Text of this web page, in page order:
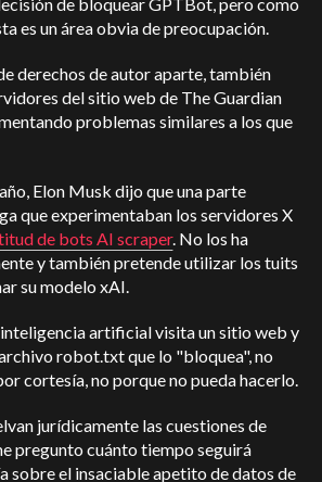
es un área obvia de preocupación.
derechos de autor aparte, también
del sitio web de The Guardian
problemas similares a los que
Elon Musk dijo que una parte
que experimentaban los servidores X
de bots AI scraper. No los ha
y también pretende utilizar los tuits
su modelo xAI.
artificial visita un sitio web y
robot.txt que lo "bloquea", no
cortesía, no porque no pueda hacerlo.
jurídicamente las cuestiones de
pregunto cuánto tiempo seguirá
sobre el insaciable apetito de datos de